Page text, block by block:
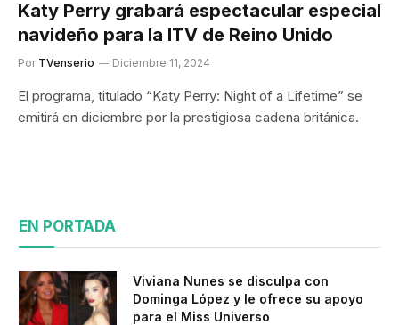
Katy Perry grabará espectacular especial
navideño para la ITV de Reino Unido
Por TVenserio Diciembre 11, 2024
El programa, titulado “Katy Perry: Night of a Lifetime” se
emitirá en diciembre por la prestigiosa cadena británica.
EN PORTADA
Viviana Nunes se disculpa con
Dominga López y le ofrece su apoyo
para el Miss Universo